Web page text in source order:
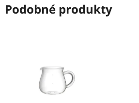
Podobné produkty